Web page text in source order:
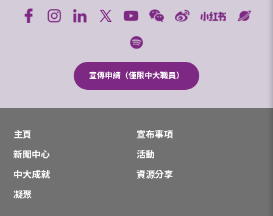
宣傳申請（僅限中大職員）
主頁
宣布事項
新聞中心
活動
中大成就
資源分享
凝聚